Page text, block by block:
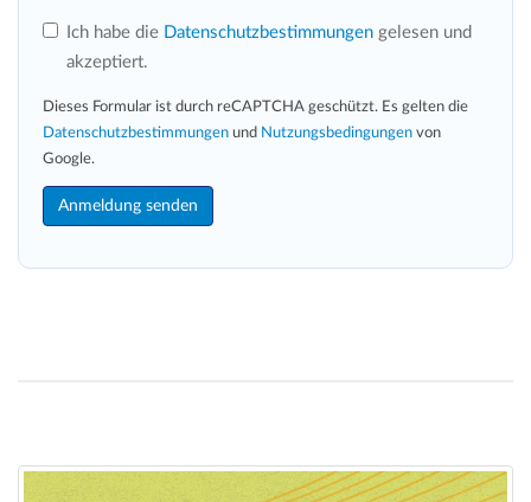
Ich habe die Datenschutzbestimmungen gelesen und
akzeptiert.
Dieses Formular ist durch reCAPTCHA geschützt. Es gelten die
Datenschutzbestimmungen und Nutzungsbedingungen von
Google.